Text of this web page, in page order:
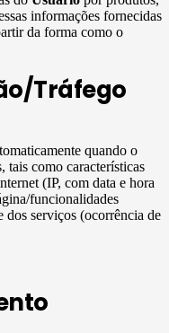
informações fornecidas
da forma como o
Tráfego
quando o
tais como características
(IP, com data e hora
funcionalidades
dos serviços (ocorrência de